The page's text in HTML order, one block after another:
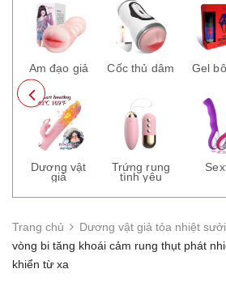
Âm đạo giả
Dương vật
giả
Cốc thủ dâm
Trứng rung
tình yêu
Gel
Trang chủ Dương vật giả tỏa nhiệt
vòng bi tăng khoái cảm rung thụt phát
khiển từ xa